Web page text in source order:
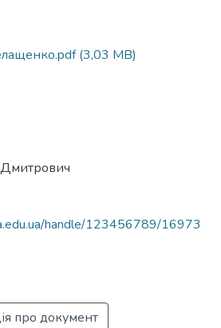
(3,03 MB)
handle/123456789/16973
про документ